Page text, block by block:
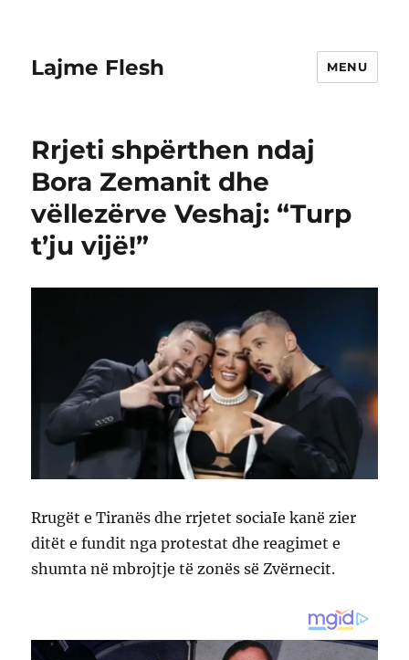
Lajme Flesh MENU
Rrjeti shpërthen ndaj
Bora Zemanit dhe
vëllezërve Veshaj: “Turp
t’ju vijë!”
Rrugët e Tiranës dhe rrjetet sociaIe kanë zier
ditët e fundit nga protestat dhe reagimet e
shumta në mbrojtje të zonës së Zvërnecit.